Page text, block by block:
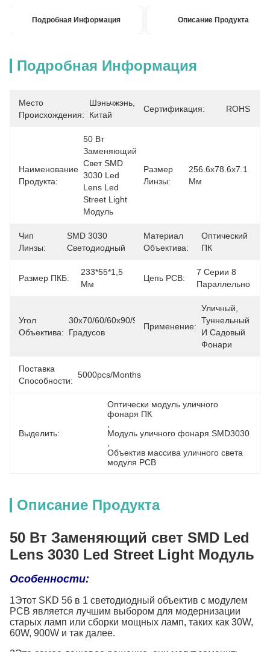
Подробная Информация Описание Продукта
Подробная Информация
Место
Происхождения:
Шэньчжэнь,
Китай
Сертификация: ROHS
Наименование
Продукта:
50 Вт
Заменяющий
Свет SMD
3030 Led
Lens Led
Street Light
Модуль
Размер
Линзы:
256.6x78.6x7.1
Мм
Чип
Линзы:
SMD 3030
Светодиодный
Материал
Объектива:
Оптический
ПК
Размер ПКБ:
233*55*1,5
Мм
Цепь PCB:
7 Серии 8
Параллельно
Угол
Объектива:
30х70/60/60х90/90х120/80х155/145х70
Градусов
Применение:
Уличный,
Туннельный
И Садовый
Фонари
Поставка
Способности:
5000pcs/months
Выделить:
Оптически модуль уличного
фонаря ПК
Модуль уличного фонаря SMD3030
Объектив массива уличного света
модуля PCB
Описание Продукта
50 Вт Заменяющий свет SMD Led
Lens 3030 Led Street Light Модуль
Особенности:
1Этот SKD 56 в 1 светодиодный объектив с модулем
PCB является лучшим выбором для модернизации
старых ламп или сборки мощных ламп, таких как 30W,
60W, 900W и так далее.